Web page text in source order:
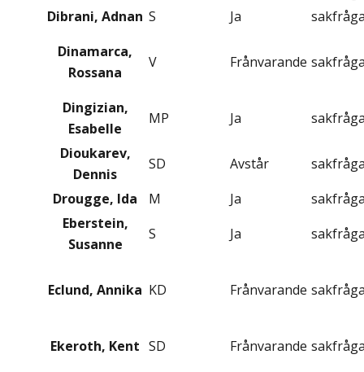
Dibrani, Adnan S Ja
Dinamarca,
Rossana
V Frånvarande
Dingizian,
Esabelle
MP Ja
Dioukarev,
Dennis
SD Avstår
Drougge, Ida
M Ja
Eberstein,
Susanne
S Ja
Eclund, Annika KD Frånvarande
Ekeroth, Kent SD Frånvarande